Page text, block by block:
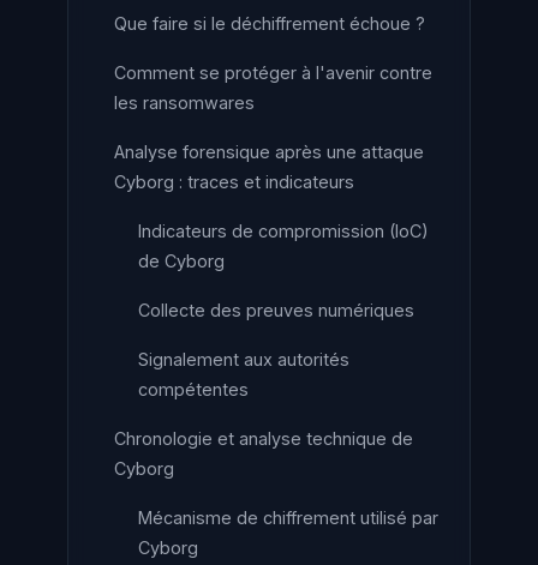
Que faire si le déchiffrement échoue ?
Comment se protéger à l'avenir contre
les ransomwares
Analyse forensique après une attaque
Cyborg : traces et indicateurs
Indicateurs de compromission (IoC)
de Cyborg
Collecte des preuves numériques
Signalement aux autorités
compétentes
Chronologie et analyse technique de
Cyborg
Mécanisme de chiffrement utilisé par
Cyborg